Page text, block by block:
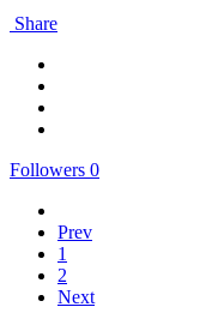
Share
Followers 0
Prev
1
2
Next